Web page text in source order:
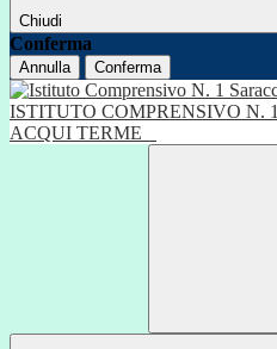
Chiudi
Conferma
Annulla Conferma
ISTITUTO COMPRENSIVO N. 1
ACQUI TERME